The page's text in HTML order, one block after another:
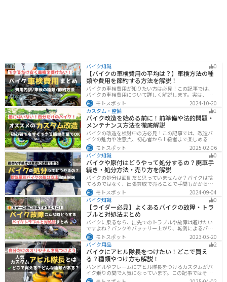
バイク知識 0
【バイクの車検費用の平均は？】車検方法の種
類や費用を節約する方法を解説！
バイクの車検費用が知りたい方は必見！この記事では、
バイクの車検費用について詳しく解説します。実は、バ
イクの車検費用は一般的に20,000～70,000円程度です。
記事を読めば車検費用に関する知識が深まり、費用対効
果が高い車検の計画が可能です。
モトスポット
2024-10-20
カスタム・整備
1
バイク改造を始める前に！前準備や法的問題・
メンテナンス方法を徹底解説
バイクの改造を検討中の方必見！この記事では、改造バ
イクの魅力や注意点、初心者から上級者まで楽しめる改
造方法を紹介しています。実は、改造で補償内容や保険
料が変わる場合があるため、保険会社への確認は必須で
す。この記事を読めば、安全に配慮しつつ、カスタムバ
イクを楽しむコツがわかります。
モトスポット
2025-02-06
バイク知識
0
バイクや原付はどうやって処分するの？廃車手
続き・処分方法・売り方を解説
バイクの処分は面倒だと思っていませんか？バイクは捨
てるのではなく、出張買取で売ることで手間もかからず
お金にできます。売る以外の選択肢も含めて処分方法を
まとめていますので、バイクを処分しようとしている人
は参考にしてください。
モトスポット
2024-09-04
バイク知識
0
【ライダー必見】よくあるバイクの故障・トラ
ブルと対処法まとめ
バイクに乗るなら、出先でのトラブルや故障は避けたい
ですよね？パンクやバッテリー上がり、転倒によるパー
ツの破損、鍵紛失などよくあるトラブルと対処法を徹底
的にまとめました！実際に遭遇しなくても対処法を知
り、事前に準備しておくようにしましょう。
モトスポット
2023-05-20
バイク用品
2
バイクにアヒル隊長をつけたい！どこで買え
る？種類やつけ方も解説！
ハンドルやフレームにアヒル隊長をつけるカスタムがバ
イク乗りの間で人気になっています。この記事ではそん
なアヒル隊長について、どこで買えるのかどんな種類が